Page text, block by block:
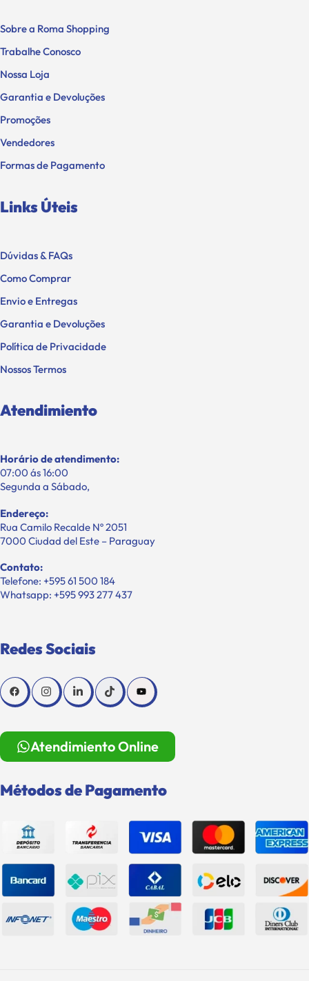
Sobre a Roma Shopping
Trabalhe Conosco
Nossa Loja
Garantia e Devoluções
Promoções
Vendedores
Formas de Pagamento
Links Úteis
Dúvidas & FAQs
Como Comprar
Envio e Entregas
Garantia e Devoluções
Política de Privacidade
Nossos Termos
Atendimiento
Horário de atendimento:
07:00 ás 16:00
Segunda a Sábado,
Endereço:
Rua Camilo Recalde Nº 2051
7000 Ciudad del Este – Paraguay
Contato:
Telefone: +595 61 500 184
Whatsapp: +595 993 277 437
Redes Sociais
Atendimiento Online
Métodos de Pagamento